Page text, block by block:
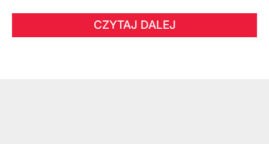
CZYTAJ DALEJ